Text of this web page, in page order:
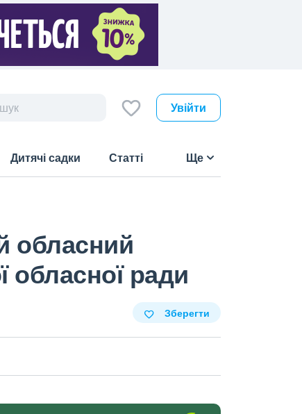
Увійти
Дитячі садки Статті Ще
обласний
обласної ради
Зберегти